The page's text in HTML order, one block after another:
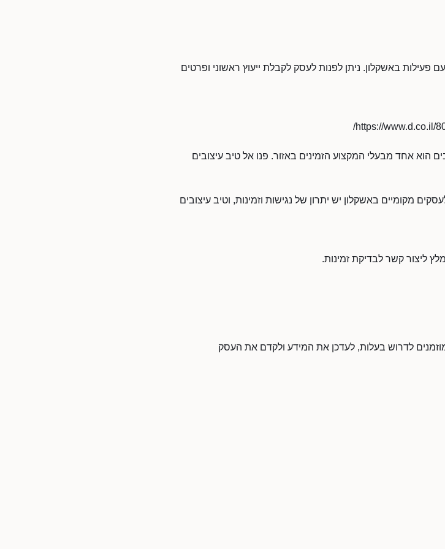
פעילות באשקלון. ניתן לפנות לעסק לקבלת ייעוץ ראשוני ופרטים
הוא אחד מבעלי המקצוע הזמינים באזור. פנו אל טיב עיצובים
מקומיים באשקלון יש יתרון של נגישות וזמינות, וטיב עיצובים
ליצור קשר לבדיקת זמינות.
לדרוש בעלות, לעדכן את המידע ולקדם את העסק